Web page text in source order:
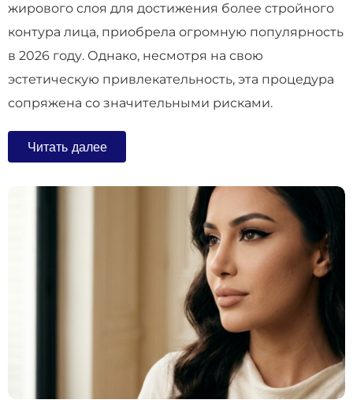
жирового слоя для достижения более стройного
контура лица, приобрела огромную популярность
в 2026 году. Однако, несмотря на свою
эстетическую привлекательность, эта процедура
сопряжена со значительными рисками.
Читать далее